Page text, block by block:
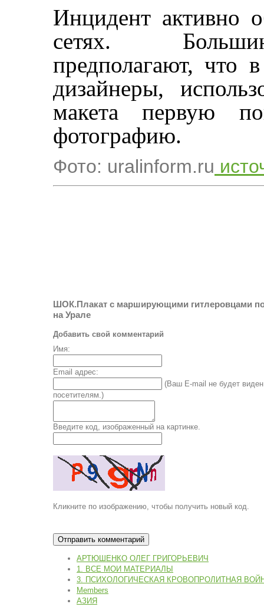
Инцидент активно
сетях.
предполагают, что
дизайнеры,
макета первую
фотографию.
Фото: uralinform.ru
ШОК.Плакат с марширующими гитлеровцами
на Урале
Добавить свой комментарий
Имя:
Email адрес:
(Ваш E-mail не будет виден
посетителям.)
Введите код, изображенный на картинке.
Кликните по изображению, чтобы получить новый код.
АРТЮШЕНКО ОЛЕГ ГРИГОРЬЕВИЧ
1. ВСЕ МОИ МАТЕРИАЛЫ
3. ПСИХОЛОГИЧЕСКАЯ КРОВОПРОЛИТНАЯ
Members
АЗИЯ